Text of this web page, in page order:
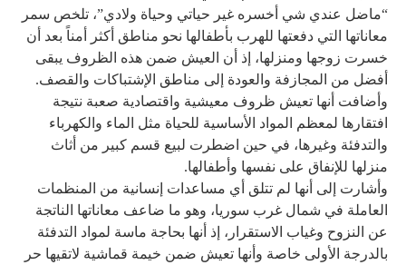
“ماضل عندي شي أخسره غير حياتي وحياة ولادي”، تلخص سمر
معاناتها التي دفعتها للهرب بأطفالها نحو مناطق أكثر أمناً بعد أن
خسرت زوجها ومنزلها، إذ أن العيش ضمن هذه الظروف يبقى
أفضل من المجازفة والعودة إلى مناطق الإشتباكات والقصف.
وأضافت أنها تعيش ظروف معيشية واقتصادية صعبة نتيجة
افتقارها لمعظم المواد الأساسية للحياة مثل الماء والكهرباء
والتدفئة وغيرها، في حين اضطرت لبيع قسم كبير من أثاث
منزلها للإنفاق على نفسها وأطفالها.
وأشارت إلى أنها لم تتلق أي مساعدات إنسانية من المنظمات
العاملة في شمال غرب سوريا، وهو ما ضاعف معاناتها الناتجة
عن النزوح وغياب الاستقرار، إذ أنها بحاجة ماسة لمواد التدفئة
بالدرجة الأولى خاصة وأنها تعيش ضمن خيمة قماشية لاتقيها حر